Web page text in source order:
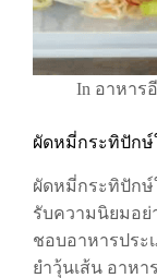
In อาหาร
ผัดหมี่กระทิปักษ์
ผัดหมี่กระทิปักษ์
รับความนิยมอย่
ชอบอาหารประ
ยำวุ้นเส้น อาหา